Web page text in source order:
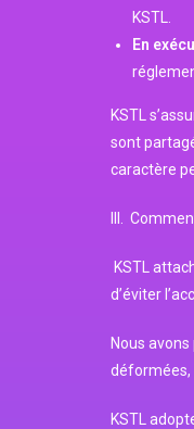
KSTL.
En
KSTL
sont
caractère
III.
KSTL
d’éviter
Nous
déformées,
KSTL